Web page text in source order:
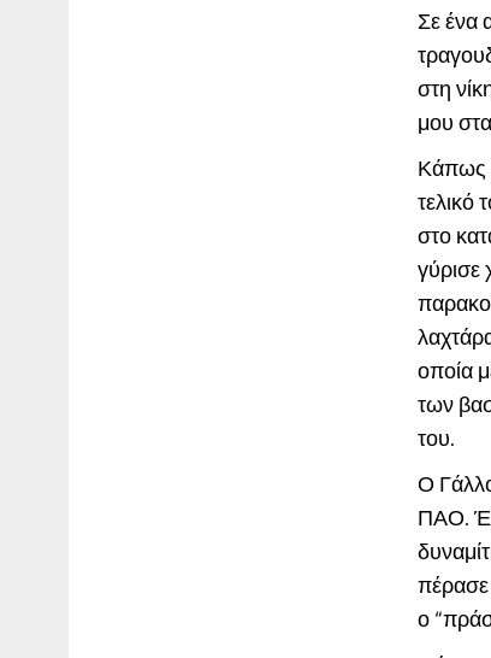
Σε ένα
στη
μου
Κάπως
τελικό
στο
οποία
των
του.
Ο
ΠΑΟ.
ο